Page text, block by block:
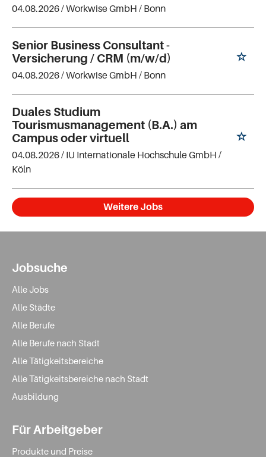
04.08.2026 /Workwise GmbH / Bonn
Senior Business Consultant -
Versicherung / CRM (m/w/d)
04.08.2026 /Workwise GmbH / Bonn
Duales Studium
Tourismusmanagement (B.A.) am
Campus oder virtuell
04.08.2026 / IU Internationale Hochschule GmbH /
Köln
Weitere Jobs
Jobsuche
Alle Jobs
Alle Städte
Alle Berufe
Alle Berufe nach Stadt
Alle Tätigkeitsbereiche
Alle Tätigkeitsbereiche nach Stadt
Ausbildung
Für Arbeitgeber
Produkte und Preise